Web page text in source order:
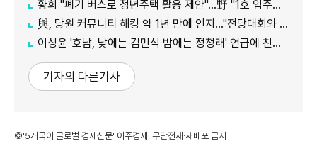
황희 "폐기 버스로 청년주택 활용 제안"…野 "1호 입주하라"
與, 당원 커뮤니티 해킹 약 1년 만에 인지…"전당대회와 무관"
이성윤 '호남, 낮에는 김민석 밤에는 정청래' 언급에 친명계 반발…"한심한 수준"
기자의 다른기사
©'5개국어 글로벌 경제신문' 아주경제. 무단전재·재배포 금지